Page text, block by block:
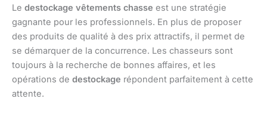
Le destockage vêtements chasse est une stratégie
gagnante pour les professionnels. En plus de proposer
des produits de qualité à des prix attractifs, il permet de
se démarquer de la concurrence. Les chasseurs sont
toujours à la recherche de bonnes affaires, et les
opérations de destockage répondent parfaitement à cette
attente.